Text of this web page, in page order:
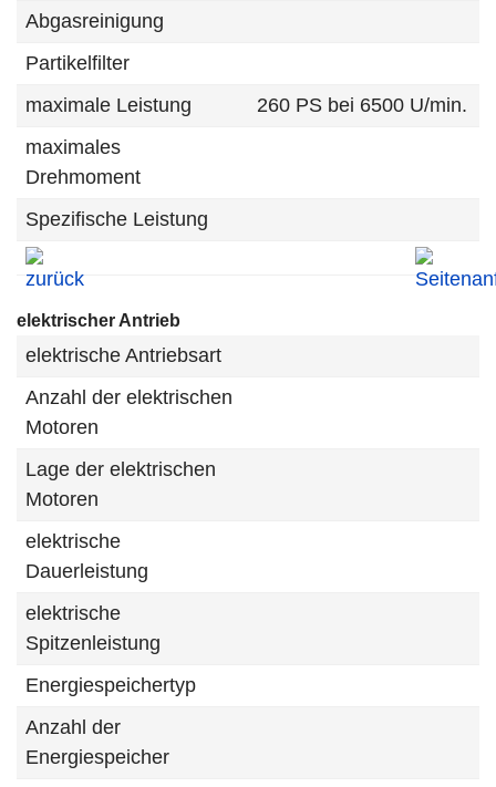
Abgasreinigung
Partikelfilter
maximale Leistung
260 PS bei 6500 U/min.
maximales
Drehmoment
Spezifische Leistung
elektrischer Antrieb
elektrische Antriebsart
Anzahl der elektrischen
Motoren
Lage der elektrischen
Motoren
elektrische
Dauerleistung
elektrische
Spitzenleistung
Energiespeichertyp
Anzahl der
Energiespeicher